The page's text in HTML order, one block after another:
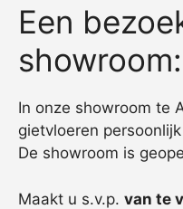
Een
showroom:
In onze showroom te
gietvloeren
De showroom is
Maakt u s.v.p. van te